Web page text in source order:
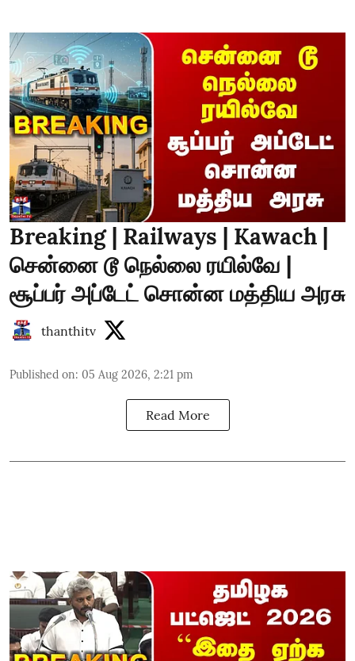
Breaking | Railways | Kawach |
சென்னை டூ நெல்லை ரயில்வே |
சூப்பர் அப்டேட் சொன்ன மத்திய அரசு
thanthitv
Published on: 05 Aug 2026, 2:21 pm
Read More